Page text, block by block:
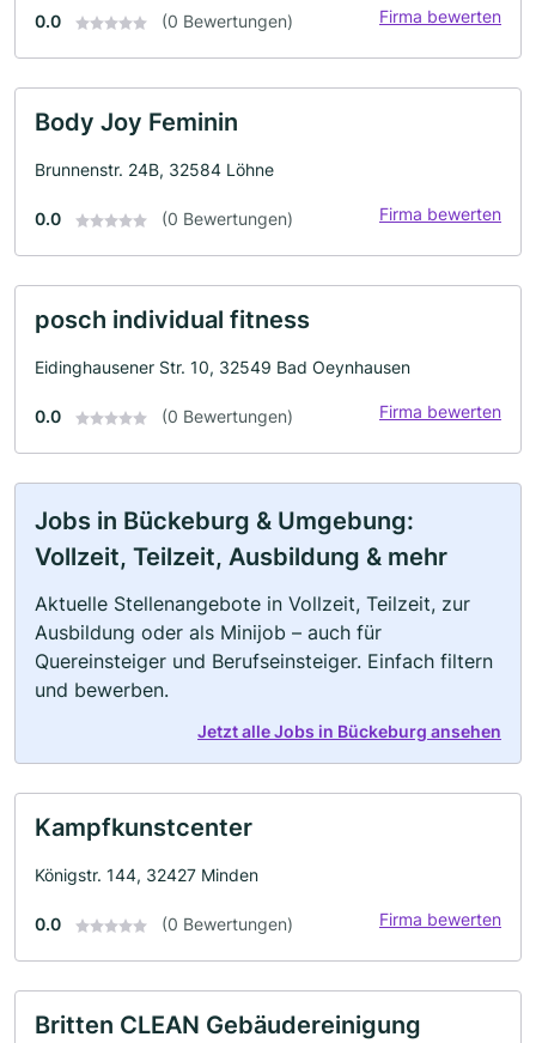
0.0 (0 Bewertungen) Firma bewerten
Body Joy Feminin
Brunnenstr. 24B, 32584 Löhne
0.0 (0 Bewertungen) Firma bewerten
posch individual fitness
Eidinghausener Str. 10, 32549 Bad Oeynhausen
0.0 (0 Bewertungen) Firma bewerten
Jobs in Bückeburg & Umgebung:
Vollzeit, Teilzeit, Ausbildung & mehr
Aktuelle Stellenangebote in Vollzeit, Teilzeit, zur
Ausbildung oder als Minijob – auch für
Quereinsteiger und Berufseinsteiger. Einfach filtern
und bewerben.
Jetzt alle Jobs in Bückeburg ansehen
Kampfkunstcenter
Königstr. 144, 32427 Minden
0.0 (0 Bewertungen) Firma bewerten
Britten CLEAN Gebäudereinigung